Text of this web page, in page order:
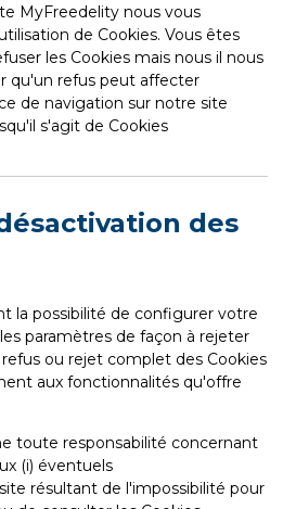
MyFreedelity nous vous
de Cookies. Vous êtes
les Cookies mais nous il nous
qu'un refus peut affecter
de navigation sur notre site
s'agit de Cookies
des
la possibilité de configurer votre
paramètres de façon à rejeter
ou rejet complet des Cookies
aux fonctionnalités qu'offre
toute responsabilité concernant
(i) éventuels
résultant de l'impossibilité pour